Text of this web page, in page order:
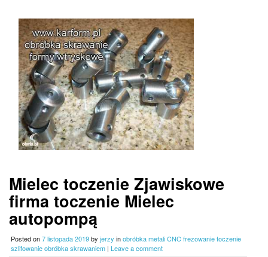
Mielec toczenie Zjawiskowe
firma toczenie Mielec
autopompą
Posted on7 listopada 2019by jerzy inobróbka metali CNC frezowanie toczenie
szlifowanie obróbka skrawaniem | Leave a comment